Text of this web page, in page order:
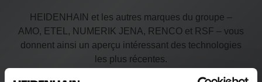
HEIDENHAIN et les autres marques du groupe –
AMO, ETEL, NUMERIK JENA, RENCO et RSF – vous
donnent ainsi un aperçu intéressant des technologies
les plus récentes.